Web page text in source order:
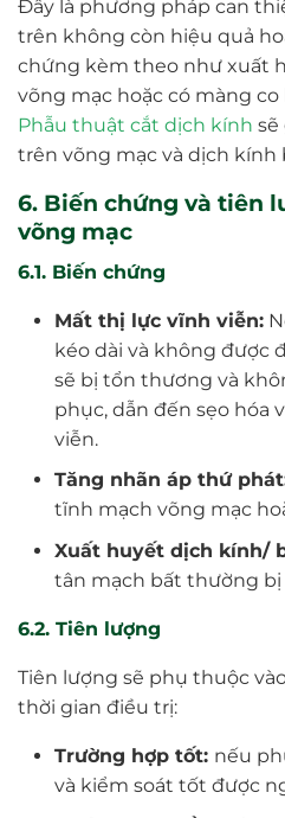
Đây là phương pháp can
trên không còn hiệu quả
chứng kèm theo như xuất
võng mạc hoặc có màng
Phẫu thuật cắt dịch kính sẽ
trên võng mạc và dịch kính
6. Biến chứng và tiên
võng mạc
6.1. Biến chứng
Mất thị lực vĩnh viễn:
kéo dài và không được
sẽ bị tổn thương và
phục, dẫn đến sẹo hóa
viễn.
Tăng nhãn áp thứ
tĩnh mạch võng mạc
Xuất huyết dịch kính/
tân mạch bất thường bị
6.2. Tiên lượng
Tiên lượng sẽ phụ thuộc
thời gian điều trị:
Trường hợp tốt: nếu
và kiểm soát tốt được